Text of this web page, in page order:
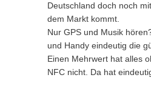
Deutschland doch noch
dem Markt kommt.
Nur GPS und Musik
und Handy eindeutig die
Einen Mehrwert hat alles
NFC nicht. Da hat